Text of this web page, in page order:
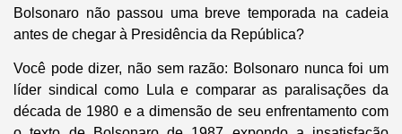
Bolsonaro não passou uma breve temporada na cadeia
antes de chegar à Presidência da República?
Você pode dizer, não sem razão: Bolsonaro nunca foi um
líder sindical como Lula e comparar as paralisações da
década de 1980 e a dimensão de seu enfrentamento com